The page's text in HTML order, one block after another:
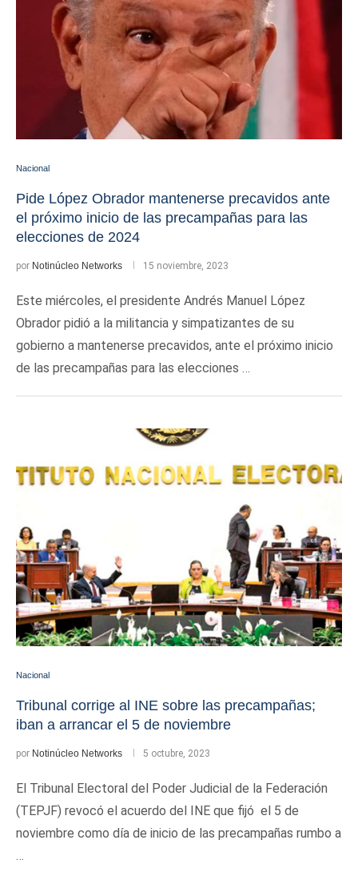
Nacional
Pide López Obrador mantenerse precavidos ante
el próximo inicio de las precampañas para las
elecciones de 2024
por Notinúcleo Networks 15 noviembre, 2023
Este miércoles, el presidente Andrés Manuel López
Obrador pidió a la militancia y simpatizantes de su
gobierno a mantenerse precavidos, ante el próximo inicio
de las precampañas para las elecciones …
Nacional
Tribunal corrige al INE sobre las precampañas;
iban a arrancar el 5 de noviembre
por Notinúcleo Networks 5 octubre, 2023
El Tribunal Electoral del Poder Judicial de la Federación
(TEPJF) revocó el acuerdo del INE que fijó el 5 de
noviembre como día de inicio de las precampañas rumbo a
…